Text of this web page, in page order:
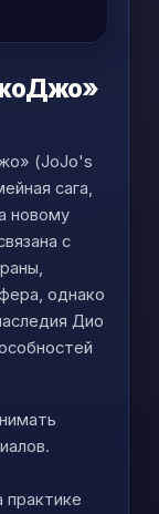
(JoJo's
сага,
новому
с
однако
Дио
практике